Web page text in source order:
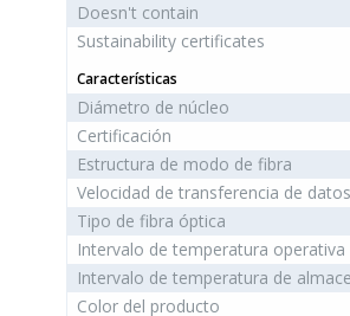
Doesn't contain
Sustainability certificates
Características
Diámetro de núcleo
Certificación
Estructura de modo de fibra
Velocidad de transferencia de datos
Tipo de fibra óptica
Intervalo de temperatura operativa
Intervalo de temperatura de
Color del producto